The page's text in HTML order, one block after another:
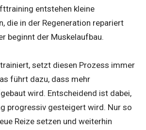
entstehen kleine
die in der Regeneration repariert
beginnt der Muskelaufbau.
setzt diesen Prozess immer
führt dazu, dass mehr
wird. Entscheidend ist dabei,
progressiv gesteigert wird. Nur so
Reize setzen und weiterhin